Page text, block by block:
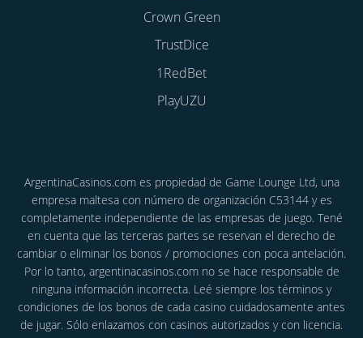
Crown Green
TrustDice
1RedBet
PlayUZU
ArgentinaCasinos.com es propiedad de Game Lounge Ltd, una
empresa maltesa con número de organización C53144 y es
completamente independiente de las empresas de juego. Tené
en cuenta que las terceras partes se reservan el derecho de
cambiar o eliminar los bonos / promociones con poca antelación.
Por lo tanto, argentinacasinos.com no se hace responsable de
ninguna información incorrecta. Leé siempre los términos y
condiciones de los bonos de cada casino cuidadosamente antes
de jugar. Sólo enlazamos con casinos autorizados y con licencia.